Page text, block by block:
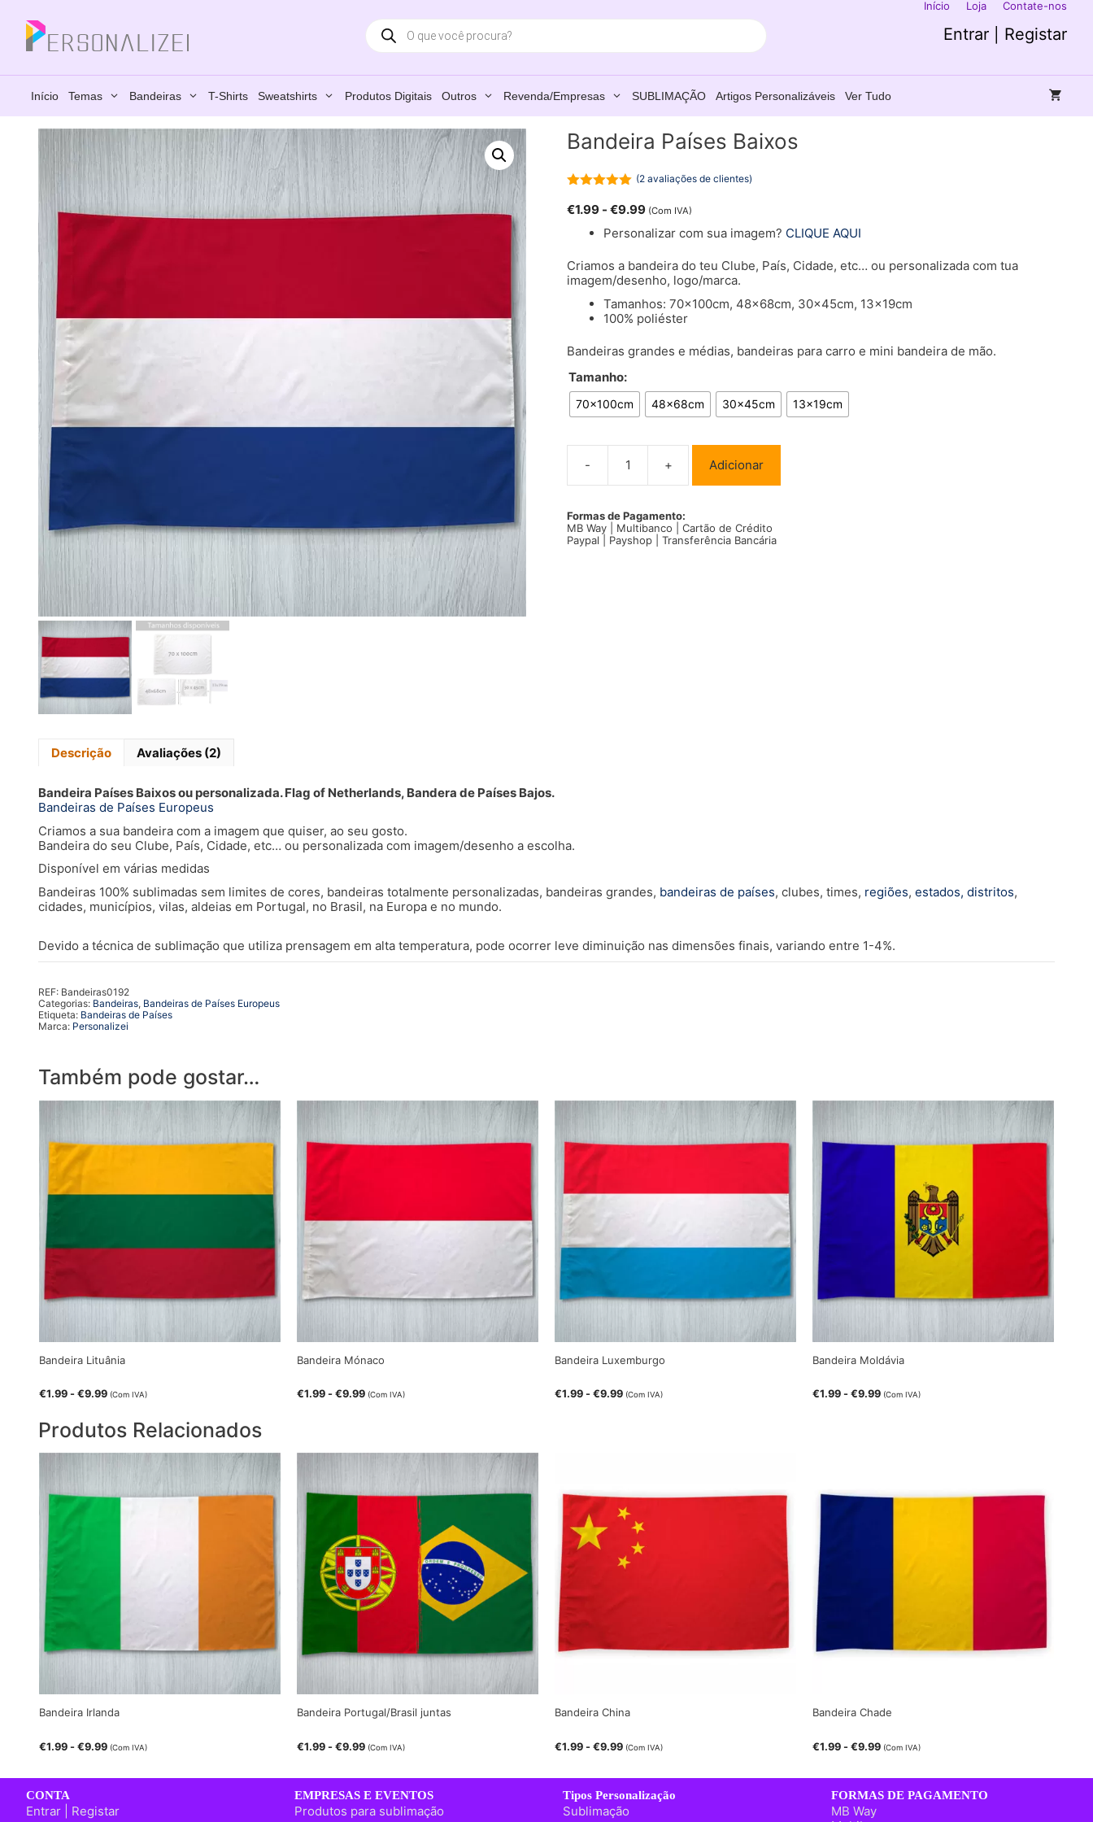
conteúdo
Início Loja Contate-nos
Entrar | Registar
Products
search
Início Temas Bandeiras T-Shirts Sweatshirts Produtos Digitais Outros Revenda/Empresas SUBLIMAÇÃO Artigos Personalizáveis Ver Tudo
Bandeira Países Baixos
(2 avaliações de clientes)
€1.99 - €9.99 (Com IVA)
Personalizar com sua imagem? CLIQUE AQUI
Criamos a bandeira do teu Clube, País, Cidade, etc… ou personalizada com tua
imagem/desenho, logo/marca.
Tamanhos: 70x100cm, 48x68cm, 30x45cm, 13x19cm
100% poliéster
Bandeiras grandes e médias, bandeiras para carro e mini bandeira de mão.
Tamanho:
70x100cm 48x68cm 30x45cm 13x19cm
-
Quantidade
de
Países
Baixos
+ Adicionar
Formas de Pagamento:
MB Way | Multibanco | Cartão de Crédito
Paypal | Payshop | Transferência Bancária
Descrição Avaliações (2)
Bandeira Países Baixos ou personalizada. Flag of Netherlands, Bandera de Países Bajos.
Bandeiras de Países Europeus
Criamos a sua bandeira com a imagem que quiser, ao seu gosto.
Bandeira do seu Clube, País, Cidade, etc… ou personalizada com imagem/desenho a escolha.
Disponível em várias medidas
Bandeiras 100% sublimadas sem limites de cores, bandeiras totalmente personalizadas, bandeiras grandes, bandeiras de países, clubes, times, regiões, estados, distritos,
cidades, municípios, vilas, aldeias em Portugal, no Brasil, na Europa e no mundo.
Devido a técnica de sublimação que utiliza prensagem em alta temperatura, pode ocorrer leve diminuição nas dimensões finais, variando entre 1-4%.
REF: Bandeiras0192
Categorias: Bandeiras, Bandeiras de Países Europeus
Etiqueta: Bandeiras de Países
Marca: Personalizei
Também pode gostar…
Bandeira Lituânia
€1.99 -€9.99 (Com IVA)
Bandeira Mónaco
€1.99 -€9.99 (Com IVA)
Bandeira Luxemburgo
€1.99- €9.99 (Com IVA)
Bandeira Moldávia
€1.99- €9.99 (Com IVA)
Produtos Relacionados
Bandeira Irlanda
€1.99 -€9.99 (Com IVA)
Bandeira Portugal/Brasil juntas
€1.99 -€9.99 (Com IVA)
Bandeira China
€1.99- €9.99 (Com IVA)
Bandeira Chade
€1.99- €9.99 (Com IVA)
CONTA
Entrar | Registar
EMPRESAS E EVENTOS
Produtos para sublimação
Tipos Personalização
Sublimação
FORMAS DE PAGAMENTO
MB Way